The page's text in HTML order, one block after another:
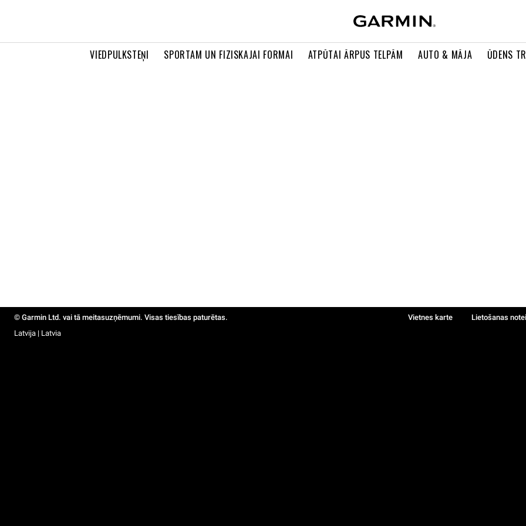
VIEDPULKSTEŅI SPORTAM UN FIZISKAJAI FORMAI ATPŪTAI ĀRPUS TELPĀM AUTO & MĀJA ŪDENS
© Garmin Ltd. vai tā meitasuzņēmumi. Visas tiesības paturētas. Vietnes karte Lietošanas
Latvija | Latvia